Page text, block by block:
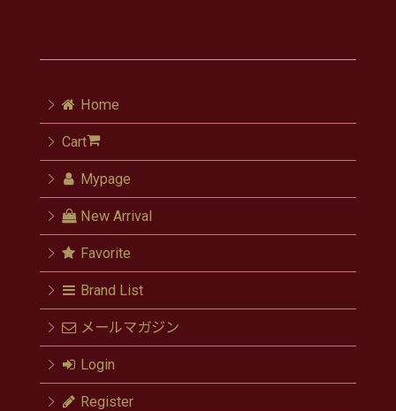
Home
Cart
Mypage
New Arrival
Favorite
Brand List
メールマガジン
Login
Register